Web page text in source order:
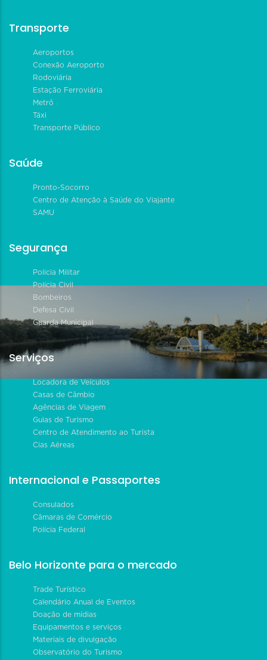
Transporte
Aeroportos
Conexão Aeroporto
Rodoviária
Estação Ferroviária
Metrô
Táxi
Transporte Público
Saúde
Pronto-Socorro
Centro de Atenção à Saúde do Viajante
SAMU
Segurança
Polícia Militar
Polícia Civil
Bombeiros
Defesa Civil
Guarda Municipal
Serviços
Locadora de Veículos
Casas de Câmbio
Agências de Viagem
Guias de Turismo
Centro de Atendimento ao Turista
Cias Aéreas
Internacional e Passaportes
Consulados
Câmaras de Comércio
Polícia Federal
Belo Horizonte para o mercado
Trade Turístico
Calendário Anual de Eventos
Doação de mídias
Equipamentos e serviços
Materiais de divulgação
Observatório do Turismo